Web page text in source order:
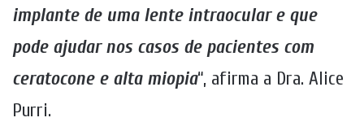
implante de uma lente intraocular e que
pode ajudar nos casos de pacientes com
ceratocone e alta miopia“, afirma a Dra. Alice
Purri.